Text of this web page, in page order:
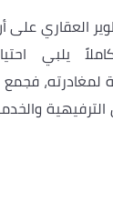
العقاري على
يلبي
لمغادرته،
الترفيهية